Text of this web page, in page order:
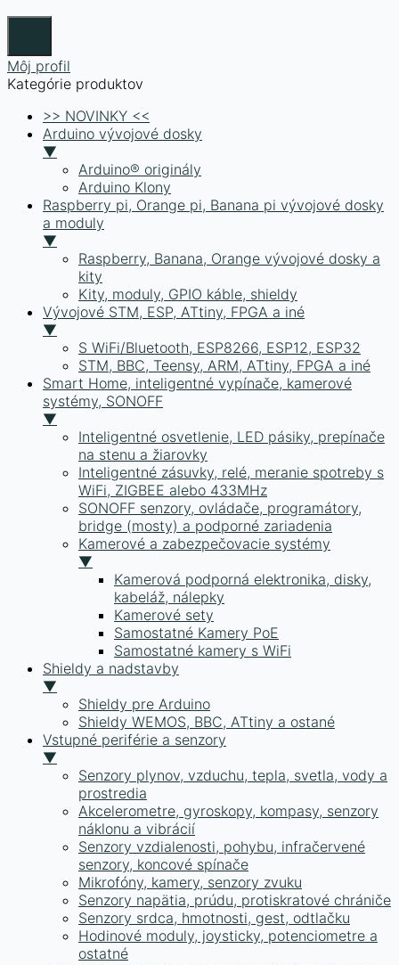
Môj profil
Kategórie produktov
>> NOVINKY <<
Arduino vývojové dosky
▼
Arduino® originály
Arduino Klony
Raspberry pi, Orange pi, Banana pi vývojové dosky
a moduly
▼
Raspberry, Banana, Orange vývojové dosky a
kity
Kity, moduly, GPIO káble, shieldy
Vývojové STM, ESP, ATtiny, FPGA a iné
▼
S WiFi/Bluetooth, ESP8266, ESP12, ESP32
STM, BBC, Teensy, ARM, ATtiny, FPGA a iné
Smart Home, inteligentné vypínače, kamerové
systémy, SONOFF
▼
Inteligentné osvetlenie, LED pásiky, prepínače
na stenu a žiarovky
Inteligentné zásuvky, relé, meranie spotreby s
WiFi, ZIGBEE alebo 433MHz
SONOFF senzory, ovládače, programátory,
bridge (mosty) a podporné zariadenia
Kamerové a zabezpečovacie systémy
▼
Kamerová podporná elektronika, disky,
kabeláž, nálepky
Kamerové sety
Samostatné Kamery PoE
Samostatné kamery s WiFi
Shieldy a nadstavby
▼
Shieldy pre Arduino
Shieldy WEMOS, BBC, ATtiny a ostané
Vstupné periférie a senzory
▼
Senzory plynov, vzduchu, tepla, svetla, vody a
prostredia
Akcelerometre, gyroskopy, kompasy, senzory
náklonu a vibrácií
Senzory vzdialenosti, pohybu, infračervené
senzory, koncové spínače
Mikrofóny, kamery, senzory zvuku
Senzory napätia, prúdu, protiskratové chrániče
Senzory srdca, hmotnosti, gest, odtlačku
Hodinové moduly, joysticky, potenciometre a
ostatné